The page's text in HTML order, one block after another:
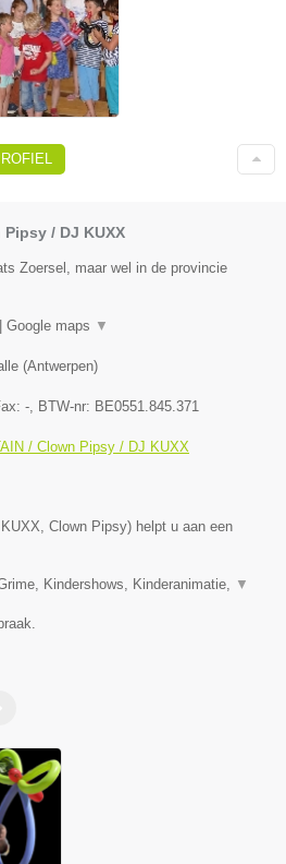
Pipsy / DJ KUXX
Zoersel, maar wel in de provincie
Google maps ▼
(Antwerpen)
-, BTW-nr: BE0551.845.371
/ Clown Pipsy / DJ KUXX
Clown Pipsy) helpt u aan een
Kindershows, Kinderanimatie, ▼